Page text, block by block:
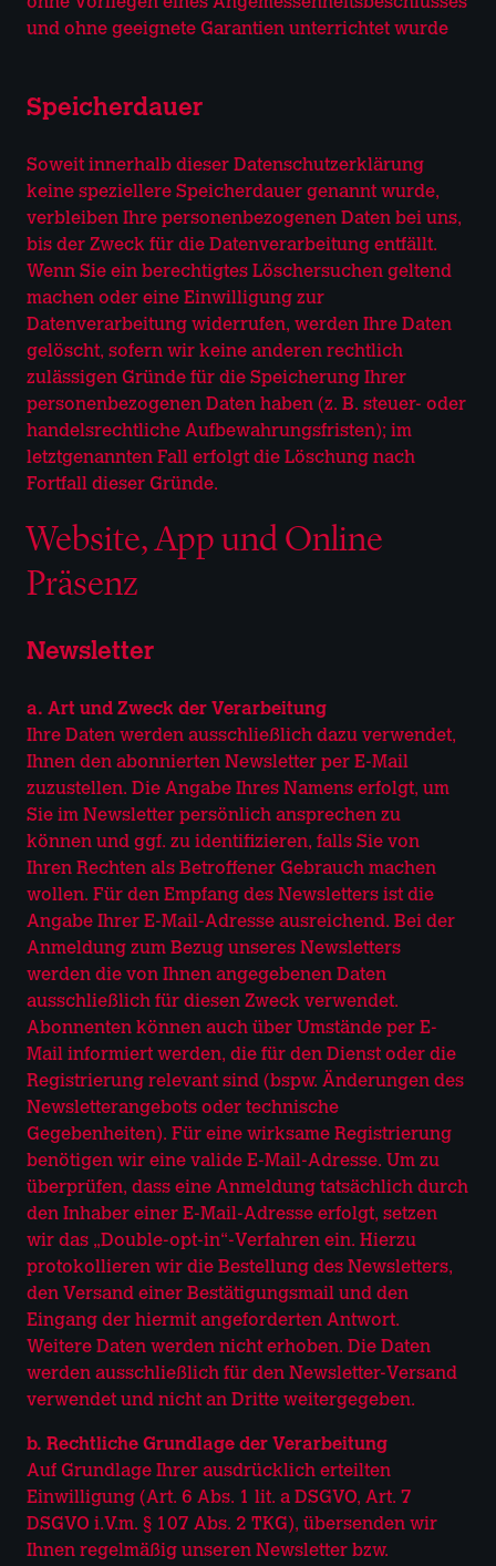
und ohne geeignete Garantien unterrichtet wurde
Speicherdauer
Soweit innerhalb dieser Datenschutzerklärung
keine speziellere Speicherdauer genannt wurde,
verbleiben Ihre personenbezogenen Daten bei uns,
bis der Zweck für die Datenverarbeitung entfällt.
Wenn Sie ein berechtigtes Löschersuchen geltend
machen oder eine Einwilligung zur
Datenverarbeitung widerrufen, werden Ihre Daten
gelöscht, sofern wir keine anderen rechtlich
zulässigen Gründe für die Speicherung Ihrer
personenbezogenen Daten haben (z. B. steuer- oder
handelsrechtliche Aufbewahrungsfristen); im
letztgenannten Fall erfolgt die Löschung nach
Fortfall dieser Gründe.
Website, App und Online
Präsenz
Newsletter
a. Art und Zweck der Verarbeitung
Ihre Daten werden ausschließlich dazu verwendet,
Ihnen den abonnierten Newsletter per E-Mail
zuzustellen. Die Angabe Ihres Namens erfolgt, um
Sie im Newsletter persönlich ansprechen zu
können und ggf. zu identifizieren, falls Sie von
Ihren Rechten als Betroffener Gebrauch machen
wollen. Für den Empfang des Newsletters ist die
Angabe Ihrer E-Mail-Adresse ausreichend. Bei der
Anmeldung zum Bezug unseres Newsletters
werden die von Ihnen angegebenen Daten
ausschließlich für diesen Zweck verwendet.
Abonnenten können auch über Umstände per E-
Mail informiert werden, die für den Dienst oder die
Registrierung relevant sind (bspw. Änderungen des
Newsletterangebots oder technische
Gegebenheiten). Für eine wirksame Registrierung
benötigen wir eine valide E-Mail-Adresse. Um zu
überprüfen, dass eine Anmeldung tatsächlich durch
den Inhaber einer E-Mail-Adresse erfolgt, setzen
wir das „Double-opt-in“-Verfahren ein. Hierzu
protokollieren wir die Bestellung des Newsletters,
den Versand einer Bestätigungsmail und den
Eingang der hiermit angeforderten Antwort.
Weitere Daten werden nicht erhoben. Die Daten
werden ausschließlich für den Newsletter-Versand
verwendet und nicht an Dritte weitergegeben.
b. Rechtliche Grundlage der Verarbeitung
Auf Grundlage Ihrer ausdrücklich erteilten
Einwilligung (Art. 6 Abs. 1 lit. a DSGVO, Art. 7
DSGVO i.V.m. § 107 Abs. 2 TKG), übersenden wir
Ihnen regelmäßig unseren Newsletter bzw.